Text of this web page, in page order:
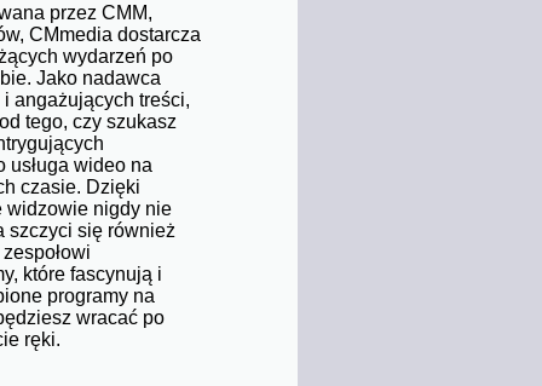
przez CMM,
CMmedia dostarcza
wydarzeń po
Jako nadawca
angażujących treści,
tego, czy szukasz
wideo na
czasie. Dzięki
widzowie nigdy nie
szczyci się również
które fascynują i
programy na
wracać po
ręki.